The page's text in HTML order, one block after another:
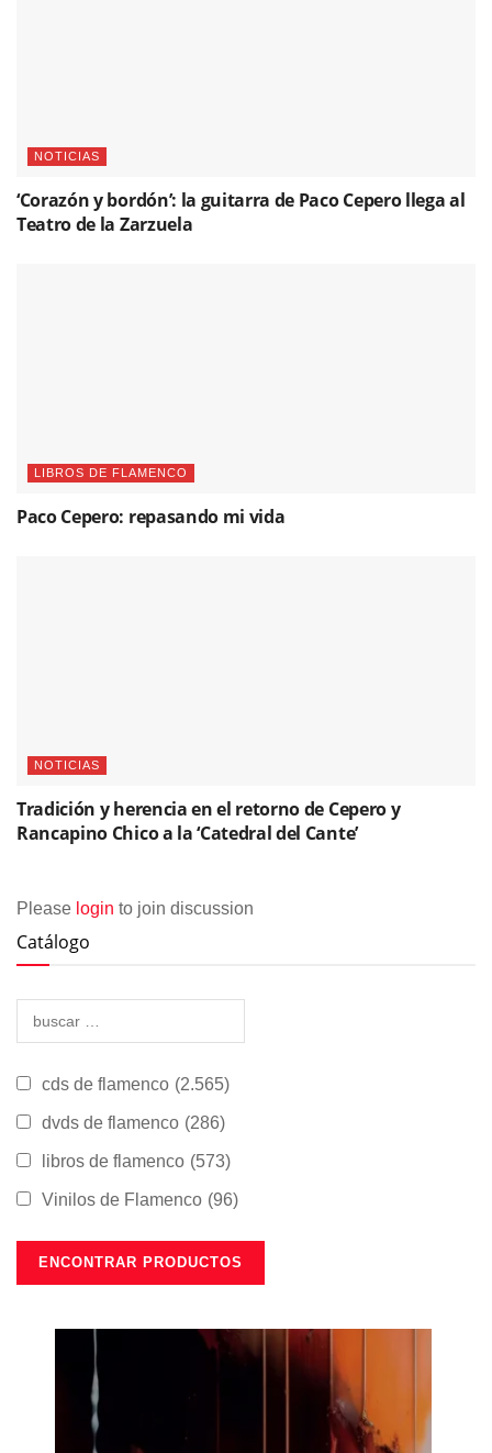
NOTICIAS
‘Corazón y bordón’: la guitarra de Paco Cepero llega al
Teatro de la Zarzuela
LIBROS DE FLAMENCO
Paco Cepero: repasando mi vida
NOTICIAS
Tradición y herencia en el retorno de Cepero y
Rancapino Chico a la ‘Catedral del Cante’
Please login to join discussion
Catálogo
cds de flamenco (2.565)
dvds de flamenco (286)
libros de flamenco (573)
Vinilos de Flamenco (96)